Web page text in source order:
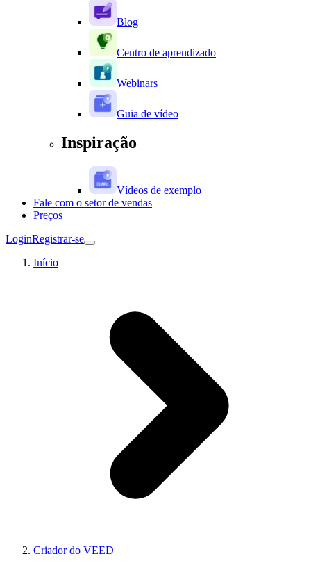
Blog
Centro de aprendizado
Webinars
Guia de vídeo
Inspiração
Vídeos de exemplo
Fale com o setor de vendas
Preços
LoginRegistrar-se
Início
Criador do VEED